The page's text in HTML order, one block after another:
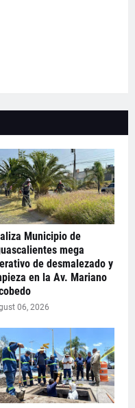
Municipio de
mega
de desmalezado y
en la Av. Mariano
06, 2026